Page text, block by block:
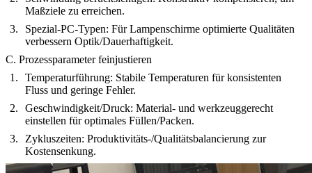
Maßziele zu erreichen.
Spezial-PC-Typen: Für Lampenschirme optimierte Qualitäten
verbessern Optik/Dauerhaftigkeit.
C. Prozessparameter feinjustieren
Temperaturführung: Stabile Temperaturen für konsistenten
Fluss und geringe Fehler.
Geschwindigkeit/Druck: Material- und werkzeuggerecht
einstellen für optimales Füllen/Packen.
Zykluszeiten: Produktivitäts-/Qualitätsbalancierung zur
Kostensenkung.